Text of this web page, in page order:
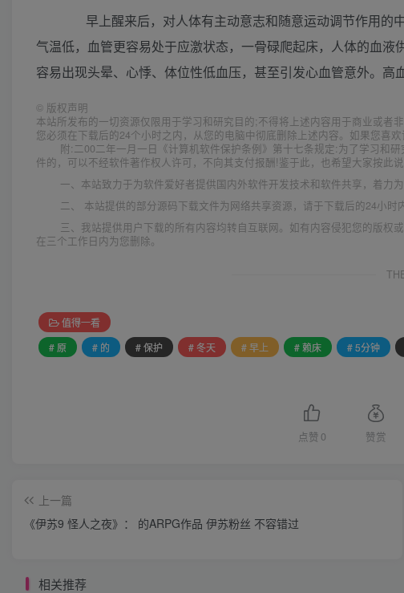
早上醒来后，对人体有主动意志和随意运动调节作用的
气温低，血管更容易处于应激状态，一骨碌爬起床，人体的血液
容易出现头晕、心悸、体位性低血压，甚至引发心血管意外。高
© 版权声明
本站所发布的一切资源仅限用于学习和研究目的;不得将上述内容用于商业或者
您必须在下载后的24个小时之内，从您的电脑中彻底删除上述内容。如果您喜
附:二00二年一月一日《计算机软件保护条例》第十七条规定:为了学习和
件的，可以不经软件著作权人许可，不向其支付报酬!鉴于此，也希望大家按此
一、本站致力于为软件爱好者提供国内外软件开发技术和软件共享，着力为
二、 本站提供的部分源码下载文件为网络共享资源，请于下载后的24小时
三、我站提供用户下载的所有内容均转自互联网。如有内容侵犯您的版权
在三个工作日内为您删除。
值得一看
# 原
# 的 # 保护 # 冬天 # 早上 # 赖床 # 5分钟
点赞 0 赞赏
上一篇
《伊苏9 怪人之夜》： 的ARPG作品 伊苏粉丝 不容错过
相关推荐